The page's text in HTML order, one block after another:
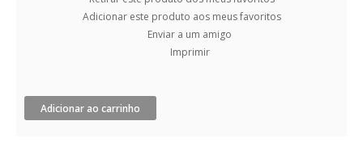
Adicionar este produto aos meus favoritos
Enviar a um amigo
Imprimir
Adicionar ao carrinho